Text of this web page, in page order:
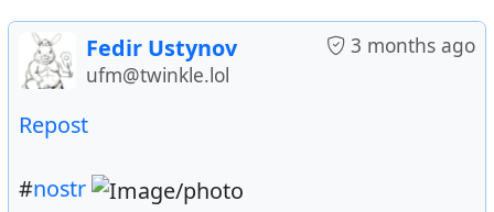
3 months ago
Fedir Ustynov
ufm@twinkle.lol
Repost
#nostr